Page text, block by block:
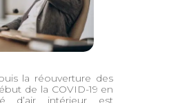
la réouverture des
de la COVID-19 en
d’air intérieur est